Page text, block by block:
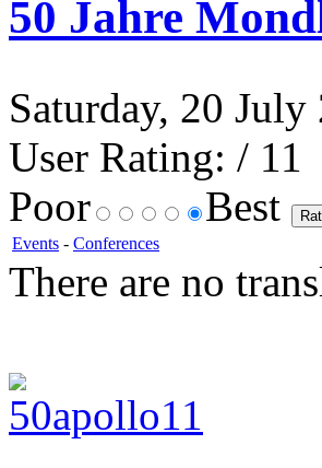
50 Jahre
Saturday, 20
User Rating: / 11
Poor
Best
Events - Conferences
There are no